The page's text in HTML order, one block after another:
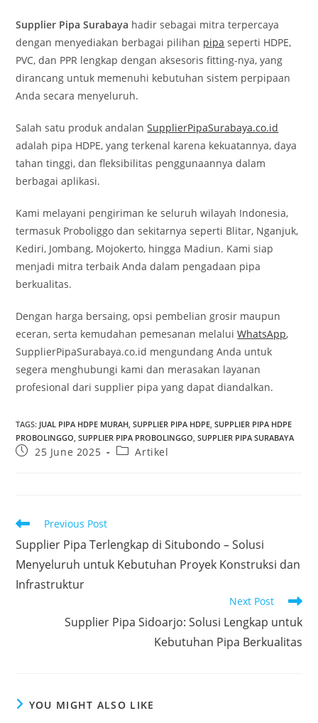
Supplier Pipa Surabaya hadir sebagai mitra terpercaya
dengan menyediakan berbagai pilihan pipa seperti HDPE,
PVC, dan PPR lengkap dengan aksesoris fitting-nya, yang
dirancang untuk memenuhi kebutuhan sistem perpipaan
Anda secara menyeluruh.
Salah satu produk andalanSupplierPipaSurabaya.co.id
adalah pipa HDPE, yang terkenal karena kekuatannya, daya
tahan tinggi, dan fleksibilitas penggunaannya dalam
berbagai aplikasi.
Kami melayani pengiriman ke seluruh wilayah Indonesia,
termasuk Proboliggo dan sekitarnya seperti Blitar, Nganjuk,
Kediri, Jombang, Mojokerto, hingga Madiun. Kami siap
menjadi mitra terbaik Anda dalam pengadaan pipa
berkualitas.
Dengan harga bersaing, opsi pembelian grosir maupun
eceran, serta kemudahan pemesanan melaluiWhatsApp,
SupplierPipaSurabaya.co.id mengundang Anda untuk
segera menghubungi kami dan merasakan layanan
profesional dari supplier pipa yang dapat diandalkan.
TAGS: JUAL PIPA HDPE MURAH, SUPPLIER PIPA HDPE, SUPPLIER PIPA HDPE
PROBOLINGGO, SUPPLIER PIPA PROBOLINGGO, SUPPLIER PIPA SURABAYA
25 June 2025 Artikel
Previous Post
Supplier Pipa Terlengkap di Situbondo – Solusi
Menyeluruh untuk Kebutuhan Proyek Konstruksi dan
Infrastruktur
Next Post
Supplier Pipa Sidoarjo: Solusi Lengkap untuk
Kebutuhan Pipa Berkualitas
YOU MIGHT ALSO LIKE